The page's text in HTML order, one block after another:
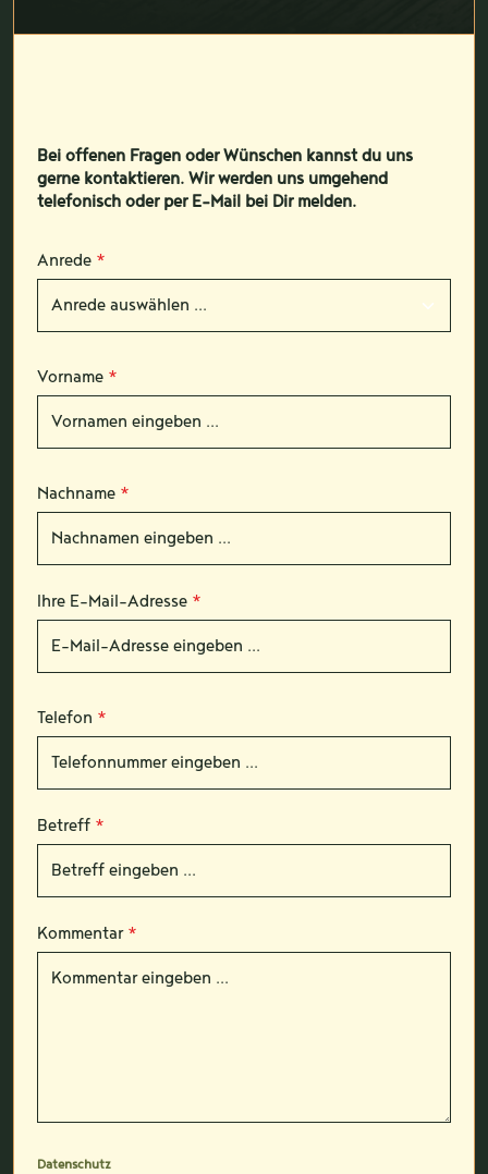
Bei offenen Fragen oder Wünschen kannst du uns
gerne kontaktieren. Wir werden uns umgehend
telefonisch oder per E-Mail bei Dir melden.
Anrede *
Vorname *
Nachname *
Ihre E-Mail-Adresse *
Telefon *
Betreff *
Kommentar *
Datenschutz